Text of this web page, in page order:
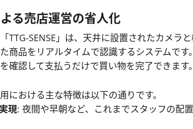
よる売店運営の省人化
TTG-SENSE」は、天井に設置されたカメラ
商品をリアルタイムで認識するシステムで
確認して支払うだけで買い物を完了できます。
における主な特徴は以下の通りです。
現: 夜間や早朝など、これまでスタッフの配